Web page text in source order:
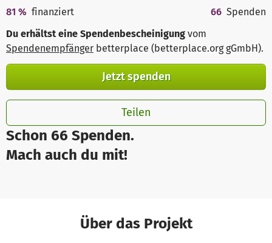
Schon 66 Spenden.
Mach auch du mit!
81 % finanziert 66 Spenden
Du erhältst eine Spendenbescheinigung vom
Spendenempfänger betterplace (betterplace.org gGmbH).
Jetzt spenden
Teilen
Über das Projekt